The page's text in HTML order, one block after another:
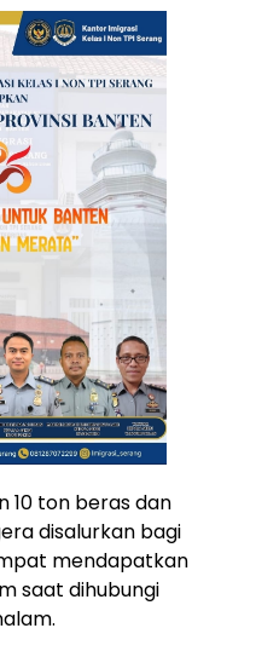
10 ton beras dan
disalurkan bagi
mendapatkan
saat dihubungi